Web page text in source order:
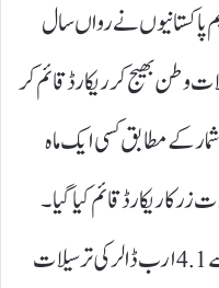
نے رواں سال
وطن بھیج کر ریکارڈ قائم کر
کے مطابق کسی ایک ماہ
زر کا ریکارڈ قائم کیا گیا۔
مارچ میں بیرون ملک مقیم پاکستانیوں سے 4.1ارب ڈالر کی ترسیلات